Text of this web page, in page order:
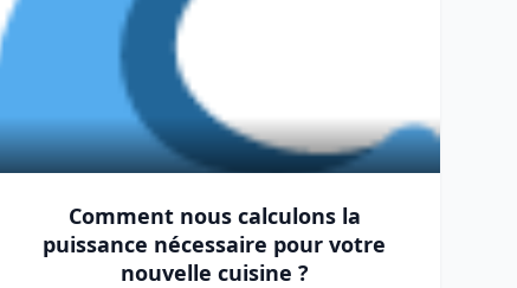
Comment nous calculons la
puissance nécessaire pour votre
nouvelle cuisine ?